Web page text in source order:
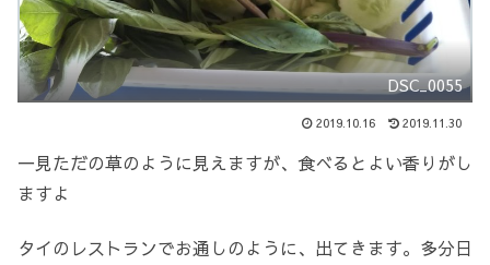
DSC_0055
2019.10.16 2019.11.30
一見ただの草のように見えますが、食べるとよい香りがし
ますよ
タイのレストランでお通しのように、出てきます。多分日